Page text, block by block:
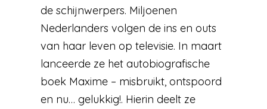
de schijnwerpers. Miljoenen
Nederlanders volgen de ins en outs
van haar leven op televisie. In maart
lanceerde ze het autobiografische
boek Maxime – misbruikt, ontspoord
en nu… gelukkig!. Hierin deelt ze